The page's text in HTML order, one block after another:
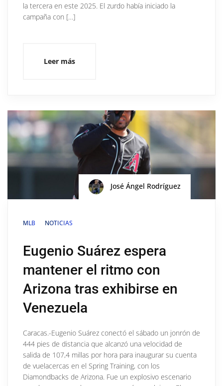
la tercera en este 2025. El zurdo había iniciado la
campaña con […]
Leer más
José Ángel Rodríguez
MLB NOTICIAS
Eugenio Suárez espera
mantener el ritmo con
Arizona tras exhibirse en
Venezuela
Caracas.-Eugenio Suárez conectó el sábado un jonrón de
444 pies de distancia que alcanzó una velocidad de
salida de 107,4 millas por hora para inaugurar su cuenta
de vuelacercas en el Spring Training, con los
Diamondbacks de Arizona. Fue un explosivo escenario